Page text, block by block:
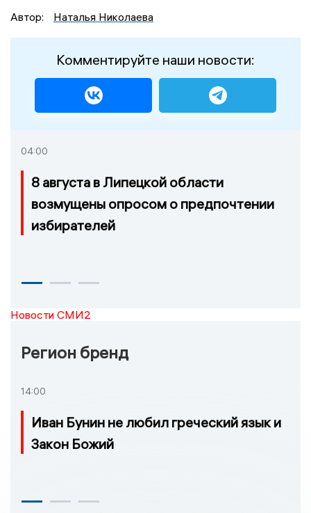
Автор:
Наталья Николаева
Комментируйте наши новости:
04:00
8 августа в Липецкой области
возмущены опросом о предпочтении
избирателей
Новости СМИ2
Регион бренд
14:00
Иван Бунин не любил греческий язык и
Закон Божий